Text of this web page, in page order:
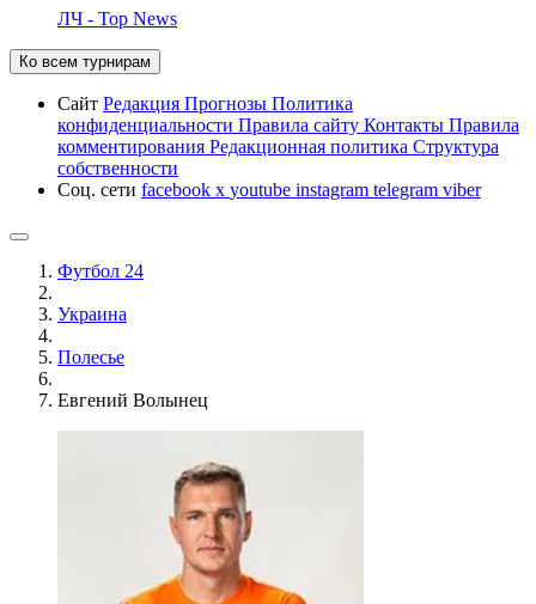
ЛЧ - Top News
Ко всем турнирам
Сайт Редакция Прогнозы Политика
конфиденциальности Правила сайту Контакты Правила
комментирования Редакционная политика Структура
собственности
Соц. сети facebook x youtube instagram telegram viber
Футбол 24
Украина
Полесье
Евгений Волынец